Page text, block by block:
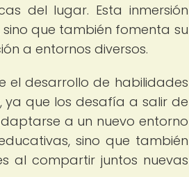
del lugar. Esta inmersión
que también fomenta su
a entornos diversos.
el desarrollo de habilidades
ya que los desafía a salir de
a un nuevo entorno
sino que también
al compartir juntos nuevas